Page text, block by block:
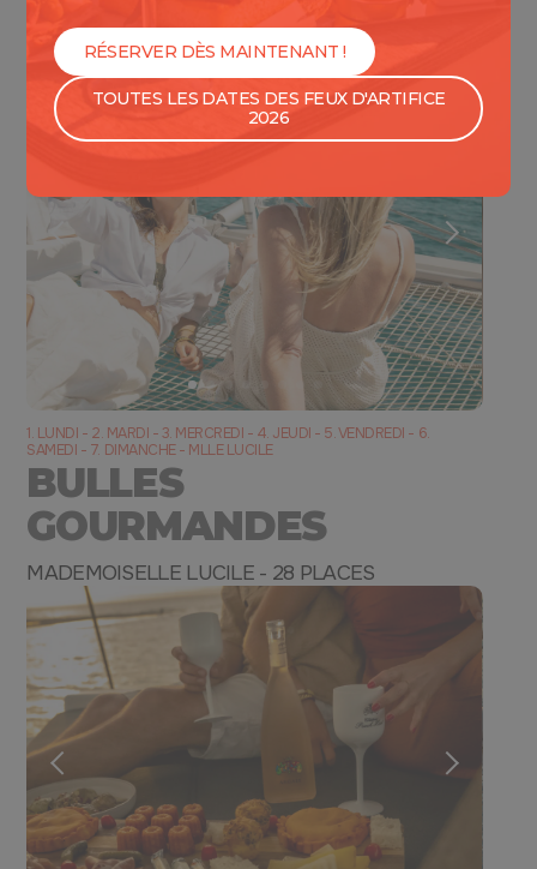
RÉSERVER DÈS MAINTENANT !
TOUTES LES DATES DES FEUX D'ARTIFICE
2026
PERSONNES
1. LUNDI - 2. MARDI - 3. MERCREDI - 4. JEUDI - 5. VENDREDI - 6.
SAMEDI - 7. DIMANCHE - MLLE LUCILE
BULLES
GOURMANDES
MADEMOISELLE LUCILE - 28 PLACES